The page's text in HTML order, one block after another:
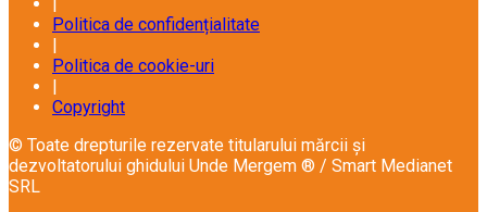
Politica de confidențialitate
Politica de cookie-uri
Copyright
© Toate drepturile rezervate titularului mărcii și
dezvoltatorului ghidului Unde Mergem ® / Smart Medianet
SRL